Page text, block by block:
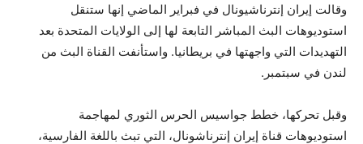
وقالت إيران إنترناشيونال في فبراير الماضي إنها ستنقل
استوديوهات البث المباشر التابعة لها إلى الولايات المتحدة بعد
التهديدات التي واجهتها في بريطانيا. واستأنفت القناة البث من
لندن في سبتمبر.
وقبل تحركها، خطط جواسيس الحرس الثوري لمهاجمة
استوديوهات قناة إيران إنترناشونال، التي تبث باللغة الفارسية،